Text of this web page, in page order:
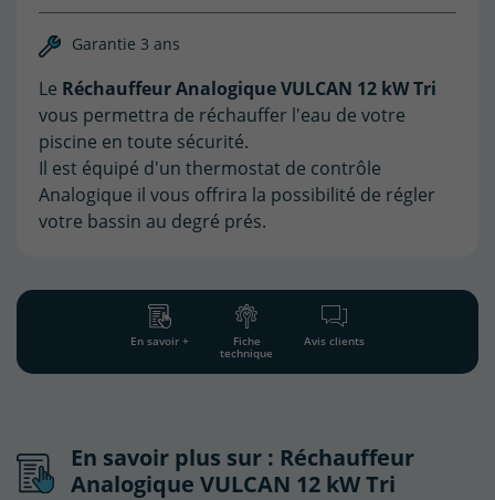
Garantie 3 ans
Le Réchauffeur Analogique VULCAN 12 kW Tri
vous permettra de réchauffer l'eau de votre
piscine en toute sécurité.
Il est équipé d'un thermostat de contrôle
Analogique il vous offrira la possibilité de régler
votre bassin au degré prés.
En savoir + Fiche
technique
Avis clients
En savoir plus sur : Réchauffeur
Analogique VULCAN 12 kW Tri